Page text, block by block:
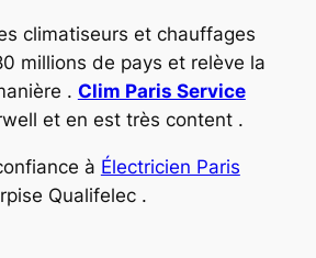
climatiseurs et chauffages
millions de pays et relève la
. Clim Paris Service
et en est très content .
à Électricien Paris
Qualifelec .